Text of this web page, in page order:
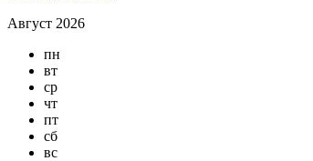
Август 2026
пн
вт
ср
чт
пт
сб
вс